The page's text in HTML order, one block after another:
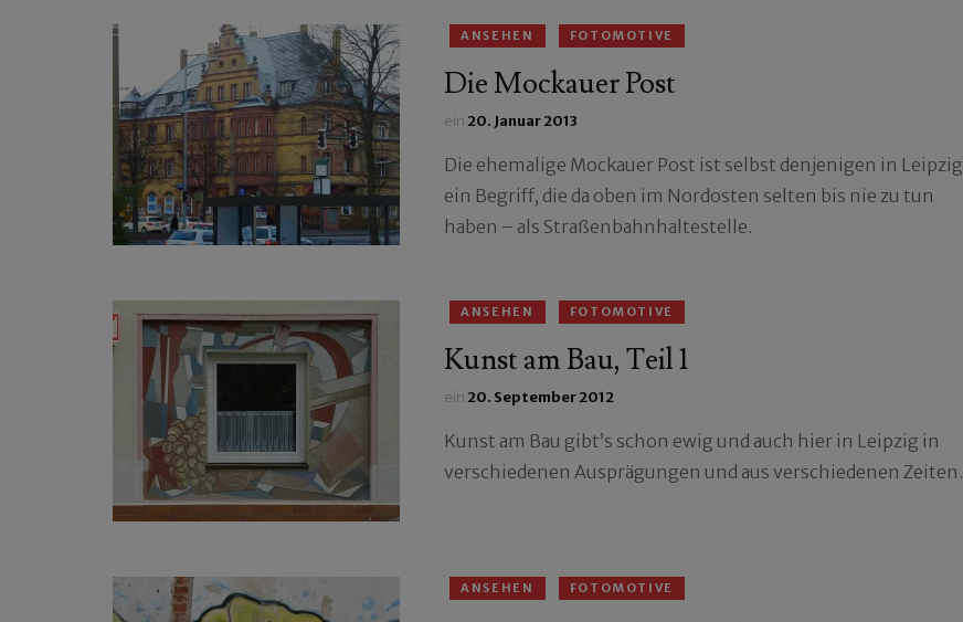
ANSEHEN FOTOMOTIVE
Die Mockauer Post
ein20. Januar 2013
Die ehemalige Mockauer Post ist selbst denjenigen in Leipzig
ein Begriff, die da oben im Nordosten selten bis nie zu tun
haben – als Straßenbahnhaltestelle.
ANSEHEN FOTOMOTIVE
Kunst am Bau, Teil 1
ein20. September 2012
Kunst am Bau gibt’s schon ewig und auch hier in Leipzig in
verschiedenen Ausprägungen und aus verschiedenen Zeiten.
ANSEHEN FOTOMOTIVE